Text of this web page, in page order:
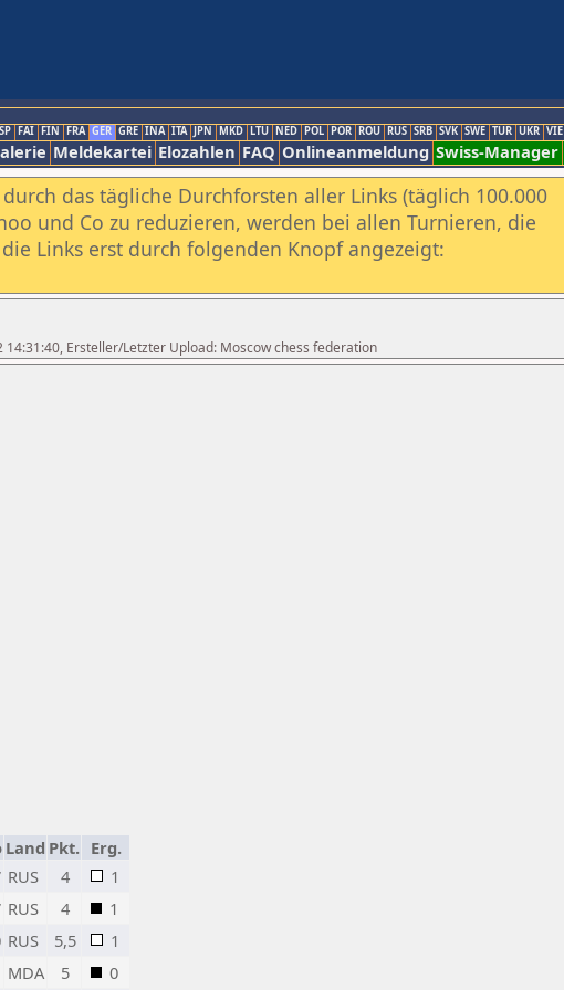
FAI FIN FRA GER GRE INA ITA JPN MKD LTU NED POL POR ROU RUS SRB SVK SWE TUR UKR VIE
Meldekartei Elozahlen FAQ Onlineanmeldung Swiss-Manager
das tägliche Durchforsten aller Links (täglich 100.000
und Co zu reduzieren, werden bei allen Turnieren, die
Links erst durch folgenden Knopf angezeigt:
Ersteller/Letzter Upload: Moscow chess federation
Land Pkt. Erg.
RUS 4
1
RUS 4
1
RUS 5,5
1
MDA 5 0